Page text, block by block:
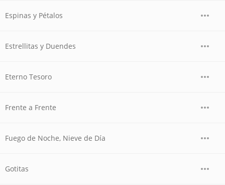
Espinas y Pétalos
Estrellitas y Duendes
Eterno Tesoro
Frente a Frente
Fuego de Noche, Nieve de Día
Gotitas